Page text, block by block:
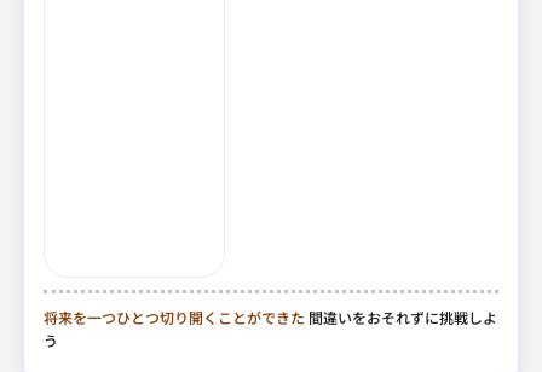
将来を一つひとつ切り開くことができた 間違いをおそれずに挑戦しよ
う